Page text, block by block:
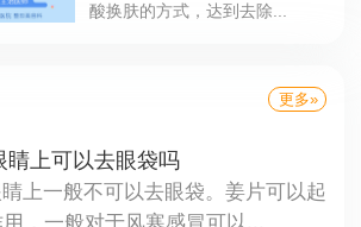
酸换肤的方式，达到去除...
更多»
睛上可以去眼袋吗
上一般不可以去眼袋。姜片可以起
，一般对于风寒感冒可以...